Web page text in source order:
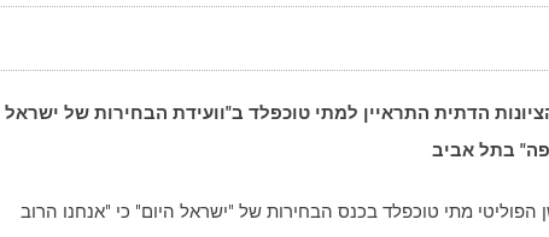
הדתית התראיין למתי טוכפלד ב"וועידת הבחירות של ישראל
בתל אביב
הפוליטי מתי טוכפלד בכנס הבחירות של "ישראל היום" כי "אנחנו הרוב